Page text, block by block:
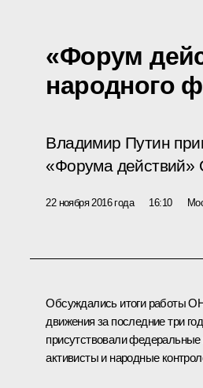
«Форум
народного
Владимир Путин
«Форума действий»
22 ноября 2016 года 16:10
Обсуждались итоги работы
движения за последние три
присутствовали
активисты и народные